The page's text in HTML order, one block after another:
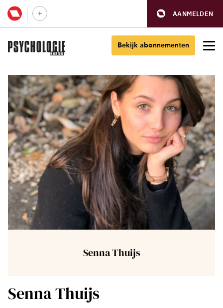
AANMELDEN
Bekijk abonnementen
Senna Thuijs
Senna Thuijs